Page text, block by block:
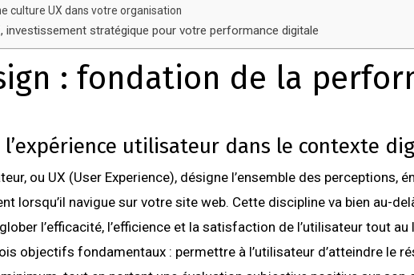
culture UX dans votre organisation
investissement stratégique pour votre performance digitale
: fondation de la
l’expérience utilisateur dans le contexte
ou UX (User Experience), désigne l’ensemble des perceptions,
lorsqu’il navigue sur votre site web. Cette discipline va bien au-
l’efficacité, l’efficience et la satisfaction de l’utilisateur tout
objectifs fondamentaux : permettre à l’utilisateur d’atteindre le